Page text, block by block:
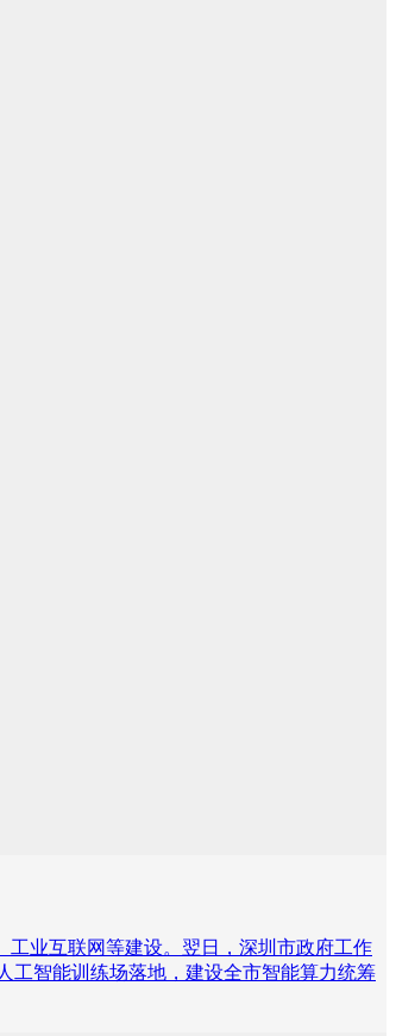
业互联网等建设。翌日，深圳市政府工作
工智能训练场落地，建设全市智能算力统筹